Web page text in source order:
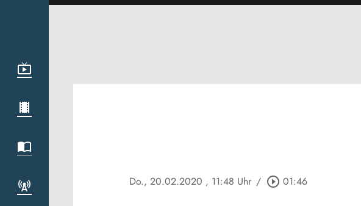
Do., 20.02.2020 , 11:48 Uhr / play_circle_outline 01:46